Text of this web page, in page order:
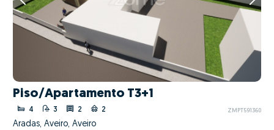
Piso/Apartamento T3+1
4 3 2 2 ZMPT591360
Aradas, Aveiro, Aveiro